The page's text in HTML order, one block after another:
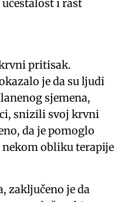
i rast
pritisak.
je da su ljudi
sjemena,
snizili svoj krvni
da je pomoglo
obliku terapije
zaključeno je da